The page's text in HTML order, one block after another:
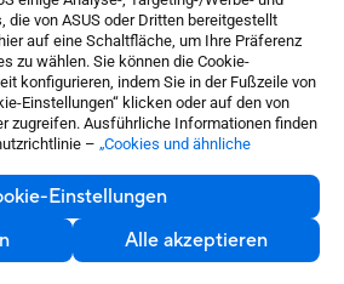
die von ASUS oder Dritten bereitgestellt
auf eine Schaltfläche, um Ihre Präferenz
zu wählen. Sie können die Cookie-
konfigurieren, indem Sie in der Fußzeile von
Einstellungen“ klicken oder auf den von
zugreifen. Ausführliche Informationen finden
– „Cookies und ähnliche
Einstellungen
Alle akzeptieren
All rights reserved.
Cookie-Einstellungen
Kontakt